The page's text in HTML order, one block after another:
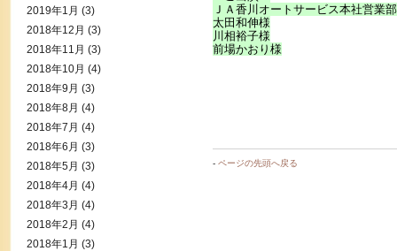
ＪＡ香川オートサービス本社営業部
太田和伸様
川相裕子様
前場かおり様
- ページの先頭へ戻る
2019年1月 (3)
2018年12月 (3)
2018年11月 (3)
2018年10月 (4)
2018年9月 (3)
2018年8月 (4)
2018年7月 (4)
2018年6月 (3)
2018年5月 (3)
2018年4月 (4)
2018年3月 (4)
2018年2月 (4)
2018年1月 (3)